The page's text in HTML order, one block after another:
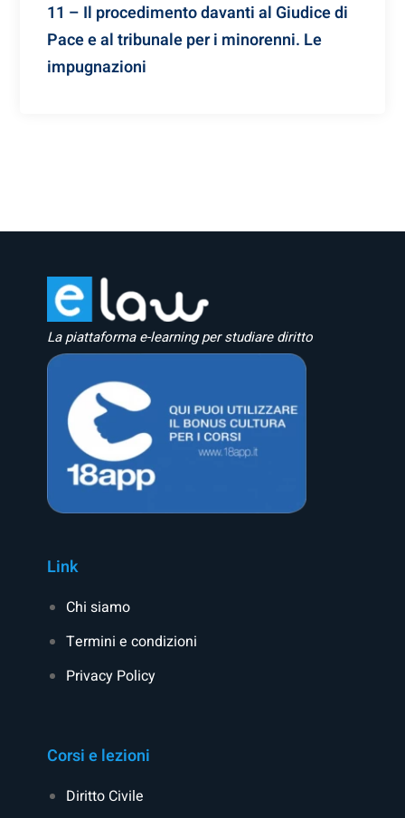
11 – Il procedimento davanti al Giudice di
Pace e al tribunale per i minorenni. Le
impugnazioni
La piattaforma e-learning per studiare diritto
Link
Chi siamo
Termini e condizioni
Privacy Policy
Corsi e lezioni
Diritto Civile